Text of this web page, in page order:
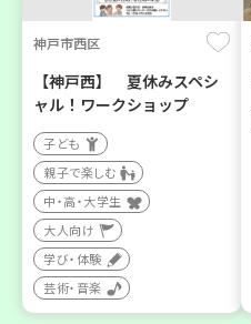
神戸市西区
【神戸西】 夏休みスペシ
ャル！ワークショップ
子ども
親子で楽しむ
中・高・大学生
大人向け
学び・体験
芸術・音楽